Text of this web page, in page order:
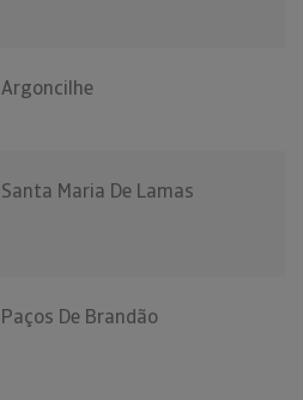
Argoncilhe
Santa Maria De Lamas
Paços De Brandão